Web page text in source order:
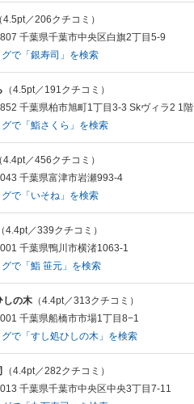
（4.5pt／206クチコミ）
千葉県千葉市中央区白旗2丁目5-9
で「銀寿司」を検索
（4.5pt／191クチコミ）
千葉県柏市旭町1丁目3-3 Skヴィラ2 1階
で「鮨さくら」を検索
4.4pt／456クチコミ）
千葉県富津市岩瀬993-4
で「いそね」を検索
（4.4pt／339クチコミ）
千葉県鴨川市横渚1063-1
で「鮨 笹元」を検索
しの木 （4.4pt／313クチコミ）
千葉県船橋市市場1丁目8−1
で「すし処ひしの木」を検索
（4.4pt／282クチコミ）
千葉県千葉市中央区中央3丁目7-11